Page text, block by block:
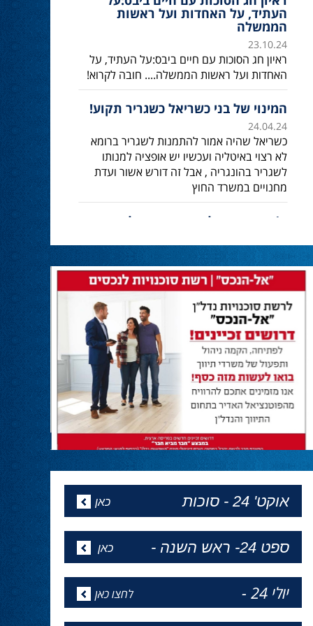
העתיד, על האחדות ועל ראשות
הממשלה
23.10.24
ראיון חג הסוכות עם חיים ביבס:על העתיד, על
האחדות ועל ראשות הממשלה.... חובה לקרוא!
המינוי של בני כשריאל כשגריר תקוע!
24.04.24
כשריאל שהיה אמור להתמנות לשגריר ברומא
לא רצוי באיטליה ועכשיו יש אופציה למנותו
לשגריר בהונגריה , אבל זה דורש אשור ועדת
מחנויים במשרד החוץ
ח’כ אושר שקלים: נתניהו מגלה
30.04.24
חבר הכנסת אושר שקלים מחזק את ראש
הממשלה:
״מול כל הלחצים, החתרנים והדיס אינפורמציה,
ראש הממשלה נתניהו שוב מגלה מנהיגות,
ובהתאם לקריאתנו, לרצון העם והחיילים מבהיר
שניכנס לרפיח ונחסל את מה שנשאר מגדודי
החמאס. עד הניצחון המוחלט!״
המגזין של פסח
24.04.24
מהדורה מיוחדת לפסח של ''הכל פוליטיקה''
באתר - כל העיתונים
אופיר אקוניס יתחיל את כהונתו
כקונסול בניו יורק ב1 למאי
24.04.24
אופיר אקוניס יתחיל את כהונתו כקונסול בניו יורק
ב1 למאי
ולהשפיע
24.02.24